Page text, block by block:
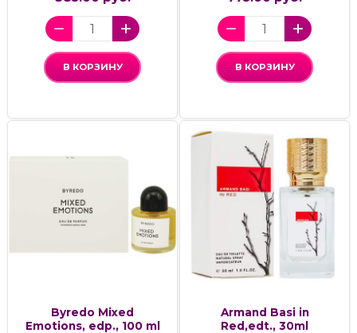
В КОРЗИНУ В КОРЗИНУ
Byredo Mixed
Emotions, edp., 100 ml
Armand Basi in
Red,edt., 30ml